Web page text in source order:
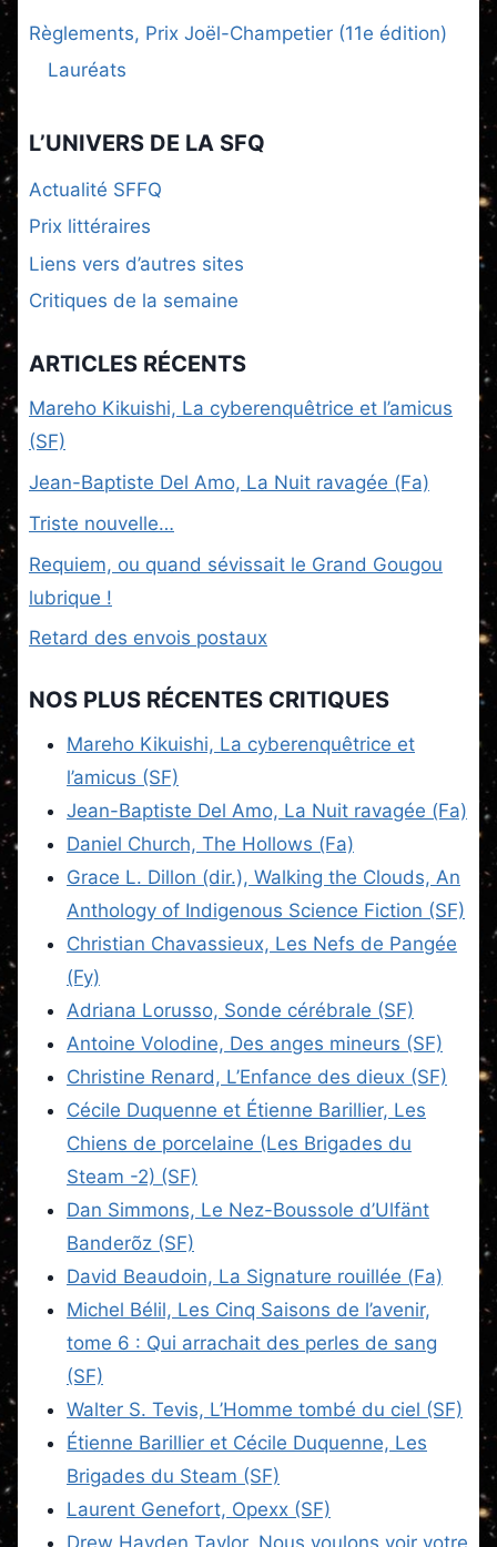
Règlements, Prix Joël-Champetier (11e édition)
Lauréats
L’UNIVERS DE LA SFQ
Actualité SFFQ
Prix littéraires
Liens vers d’autres sites
Critiques de la semaine
ARTICLES RÉCENTS
Mareho Kikuishi, La cyberenquêtrice et l’amicus
(SF)
Jean-Baptiste Del Amo, La Nuit ravagée (Fa)
Triste nouvelle…
Requiem, ou quand sévissait le Grand Gougou
lubrique !
Retard des envois postaux
NOS PLUS RÉCENTES CRITIQUES
Mareho Kikuishi, La cyberenquêtrice et
l’amicus (SF)
Jean-Baptiste Del Amo, La Nuit ravagée (Fa)
Daniel Church, The Hollows (Fa)
Grace L. Dillon (dir.), Walking the Clouds, An
Anthology of Indigenous Science Fiction (SF)
Christian Chavassieux, Les Nefs de Pangée
(Fy)
Adriana Lorusso, Sonde cérébrale (SF)
Antoine Volodine, Des anges mineurs (SF)
Christine Renard, L’Enfance des dieux (SF)
Cécile Duquenne et Étienne Barillier, Les
Chiens de porcelaine (Les Brigades du
Steam -2) (SF)
Dan Simmons, Le Nez-Boussole d’Ulfänt
Banderõz (SF)
David Beaudoin, La Signature rouillée (Fa)
Michel Bélil, Les Cinq Saisons de l’avenir,
tome 6 : Qui arrachait des perles de sang
(SF)
Walter S. Tevis, L’Homme tombé du ciel (SF)
Étienne Barillier et Cécile Duquenne, Les
Brigades du Steam (SF)
Laurent Genefort, Opexx (SF)
Drew Hayden Taylor, Nous voulons voir votre